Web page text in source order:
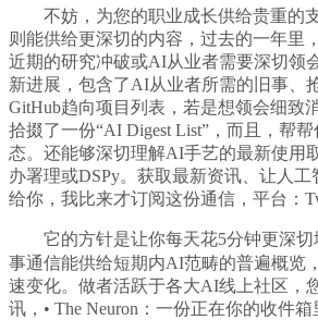
不妨，为您的职业成长供给贵重的支
则能供给更深切的内容，过去的一年里
近期的研究冲破或AI从业者需要深切领
新进展，包含了AI从业者所需的旧事、
GitHub趋向项目列表，若是想领会细致
拾掇了一份“AI Digest List”，而且，帮
态。还能够深切理解AI手艺的最新使用
办署理或DSPy。获取最新资讯、让人
给你，我比来才订阅这份通信，平台：
它的方针是让你每天花5分钟更深切
事通信能供给短期内AI范畴的普遍概览，
速变化。做者活跃于各大AI线上社区，
讯，• The Neuron：一份正在你的收件